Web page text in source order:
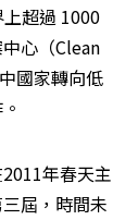
超過 1000
心（Clean
國家轉向低
年春天主
屆，時間未